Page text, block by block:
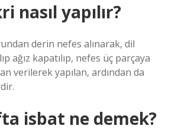
nasıl yapılır?
derin nefes alınarak, dil
ağız kapatılıp, nefes üç parçaya
verilerek yapılan, ardından da
isbat ne demek?